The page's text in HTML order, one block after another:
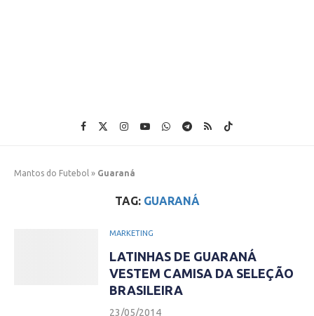
Mantos do Futebol » Guaraná
TAG: GUARANÁ
MARKETING
LATINHAS DE GUARANÁ
VESTEM CAMISA DA SELEÇÃO
BRASILEIRA
23/05/2014